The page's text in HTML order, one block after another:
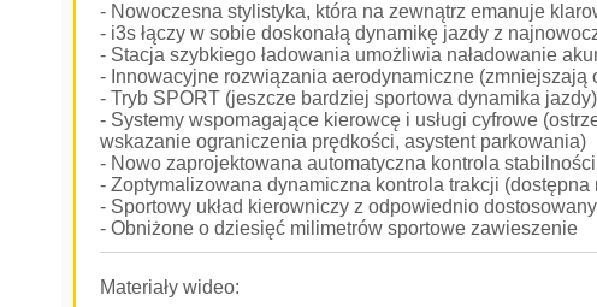
- Nowoczesna stylistyka, która na zewnątrz emanuje
- i3s łączy w sobie doskonałą dynamikę jazdy z
- Stacja szybkiego ładowania umożliwia naładowanie
- Innowacyjne rozwiązania aerodynamiczne (zmniejszają
- Tryb SPORT (jeszcze bardziej sportowa dynamika jazdy)
- Systemy wspomagające kierowcę i usługi cyfrowe
wskazanie ograniczenia prędkości, asystent parkowania)
- Nowo zaprojektowana automatyczna kontrola stabilności
- Zoptymalizowana dynamiczna kontrola trakcji
- Sportowy układ kierowniczy z odpowiednio
- Obniżone o dziesięć milimetrów sportowe zawieszenie
Materiały wideo: